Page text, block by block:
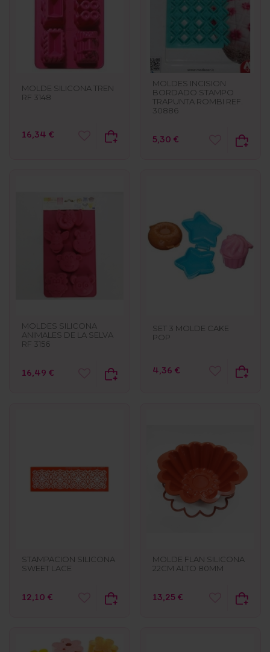
MOLDE SILICONA TREN
RF 3148
16,34 €
MOLDES INCISION
BORDADO STAMPO
TRAPUNTA ROMBI REF.
30886
5,30 €
MOLDES SILICONA
ANIMALES DE LA SELVA
RF 3156
16,49 €
SET 3 MOLDE CAKE
POP
4,36 €
STAMPACION SILICONA
SWEET LACE
12,10 €
MOLDE FLAN SILICONA
22CM ALTO 80MM
13,25 €